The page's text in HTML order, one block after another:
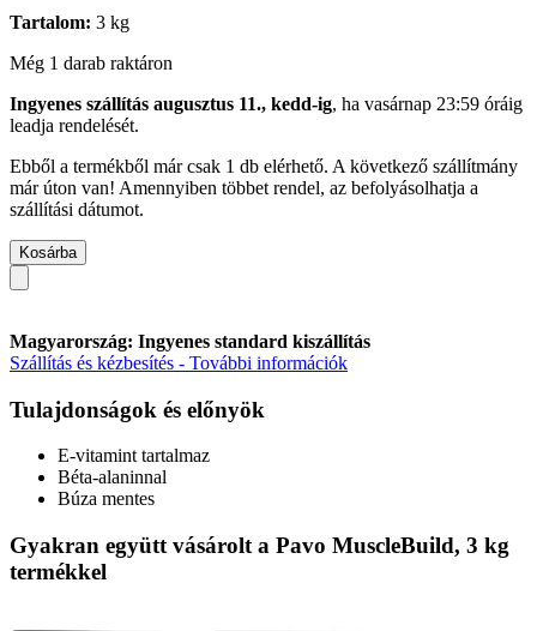
Tartalom: 3 kg
Még 1 darab raktáron
Ingyenes szállítás augusztus 11., kedd-ig, ha vasárnap 23:59 óráig
leadja rendelését.
Ebből a termékből már csak 1 db elérhető. A következő szállítmány
már úton van! Amennyiben többet rendel, az befolyásolhatja a
szállítási dátumot.
Kosárba
Magyarország: Ingyenes standard kiszállítás
Szállítás és kézbesítés - További információk
Tulajdonságok és előnyök
E-vitamint tartalmaz
Béta-alaninnal
Búza mentes
Gyakran együtt vásárolt a Pavo MuscleBuild, 3 kg
termékkel